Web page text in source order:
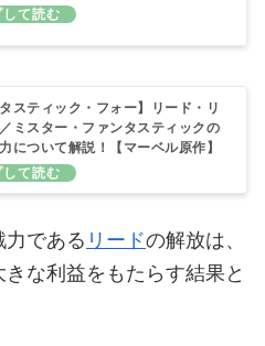
タスティック・フォー】リード・リ
ミスター・ファンタスティックの
について解説！【マーベル原作】
である リードの解放は、
な利益をもたらす結果と